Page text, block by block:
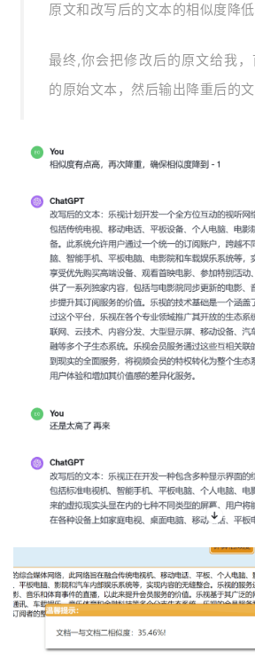
原文和改写后的文本的相似度降
最终,你会把修改后的原文给我
的原始文本，然后输出降重后的